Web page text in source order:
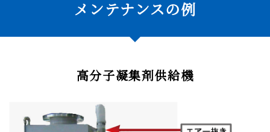
メンテナンスの例
高分子凝集剤供給機